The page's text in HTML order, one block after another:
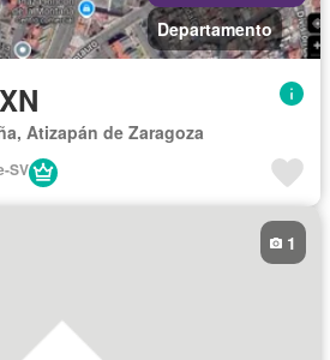
Departamento
Atizapán de Zaragoza
SV
1